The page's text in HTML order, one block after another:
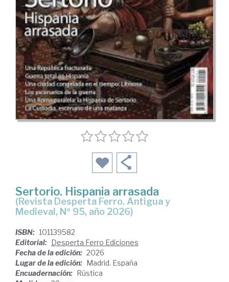
Sertorio. Hispania arrasada
(Revista Desperta Ferro. Antigua y
Medieval, Nº 95, año 2026)
ISBN: 101139582
Editorial: Desperta Ferro Ediciones
Fecha de la edición: 2026
Lugar de la edición: Madrid. España
Encuadernación: Rústica